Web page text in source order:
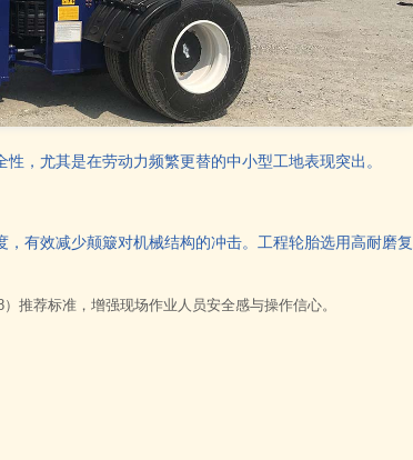
，尤其是在劳动力频繁更替的中小型工地表现突出。
有效减少颠簸对机械结构的冲击。工程轮胎选用高耐磨复
推荐标准，增强现场作业人员安全感与操作信心。